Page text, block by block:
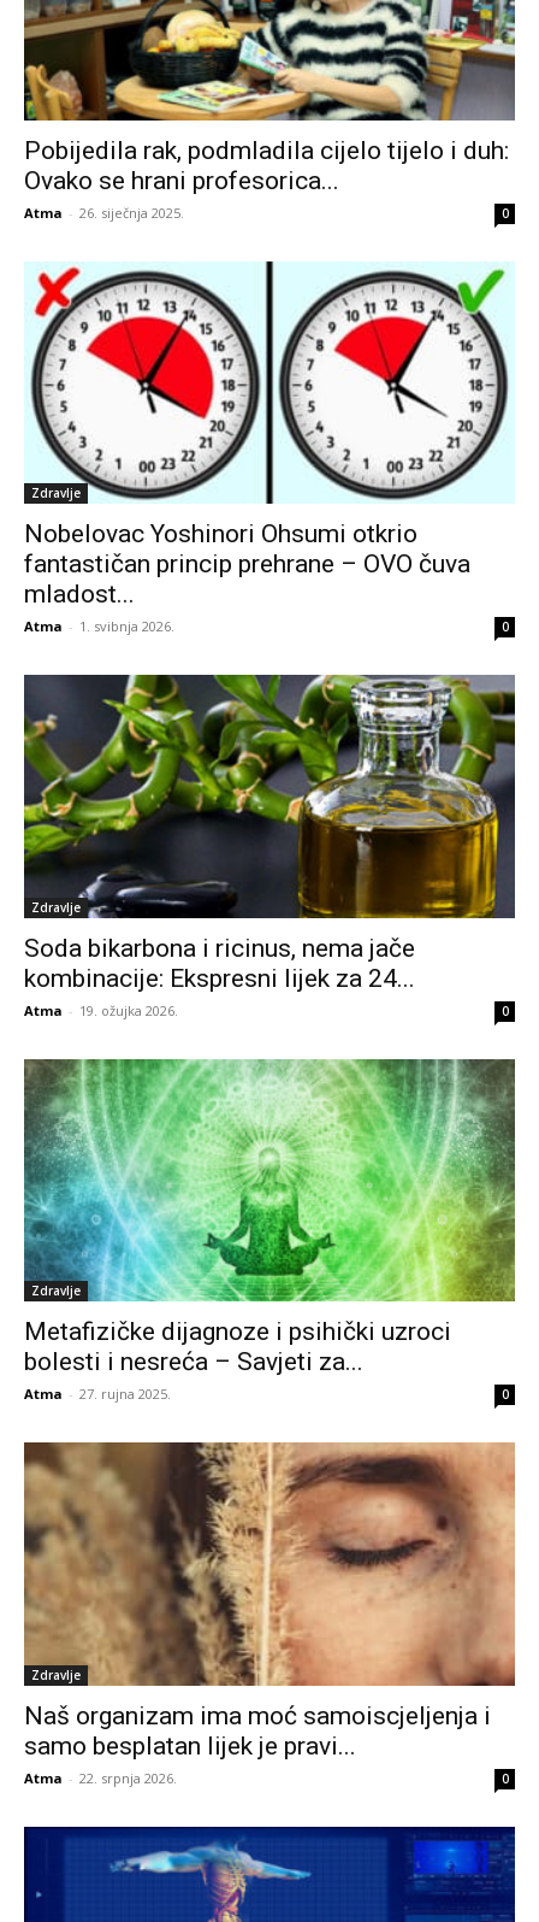
Pobijedila rak, podmladila cijelo tijelo i duh:
Ovako se hrani profesorica...
Atma - 26. siječnja 2025. 0
Zdravlje
Nobelovac Yoshinori Ohsumi otkrio
fantastičan princip prehrane – OVO čuva
mladost...
Atma - 1. svibnja 2026. 0
Zdravlje
Soda bikarbona i ricinus, nema jače
kombinacije: Ekspresni lijek za 24...
Atma - 19. ožujka 2026. 0
Zdravlje
Metafizičke dijagnoze i psihički uzroci
bolesti i nesreća – Savjeti za...
Atma - 27. rujna 2025. 0
Zdravlje
Naš organizam ima moć samoiscjeljenja i
samo besplatan lijek je pravi...
Atma - 22. srpnja 2026. 0